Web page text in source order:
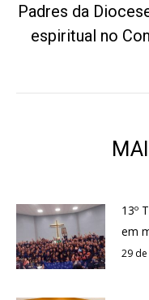
Padres da
espiritual no
13º
em
29